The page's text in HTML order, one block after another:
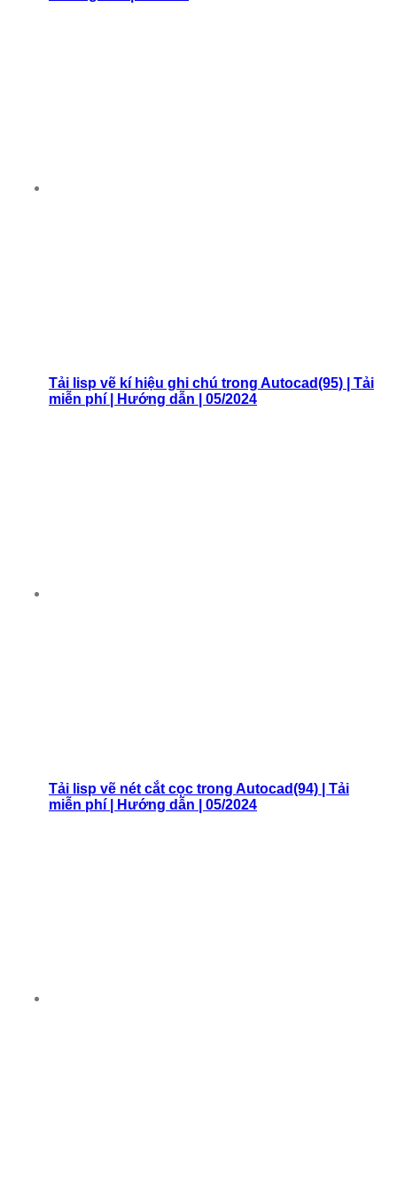
Tải lisp vẽ kí hiệu ghi chú trong Autocad(95) | Tải
miễn phí | Hướng dẫn | 05/2024
Tải lisp vẽ nét cắt cọc trong Autocad(94) | Tải
miễn phí | Hướng dẫn | 05/2024